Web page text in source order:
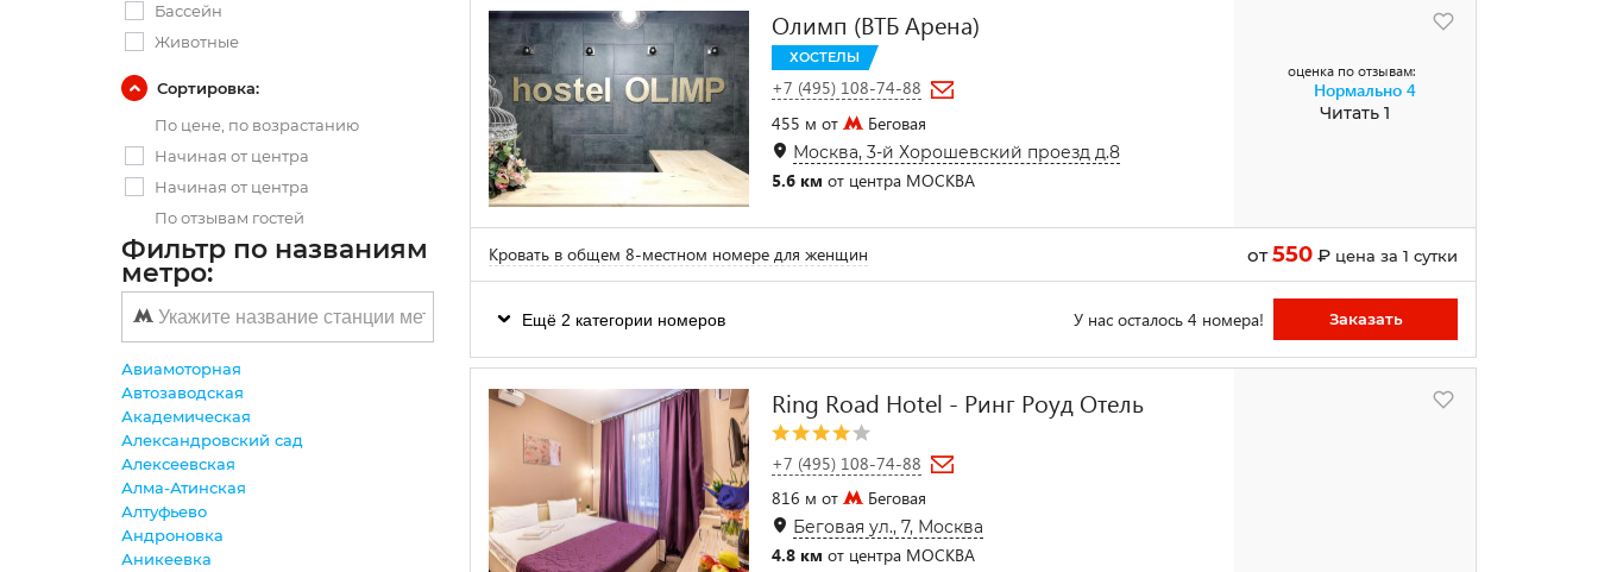
Олимп (ВТБ Арена)
ХОСТЕЛЫ
+7 (495) 108-74-88
455 м от
Беговая
Москва, 3-й Хорошевский проезд д.8
5.6 км от центра МОСКВА
оценка по отзывам:
Нормально 4
Читать 1
Кровать в общем 8-местном номере для женщин от550₽ цена за 1 сутки
Ещё 2 категории номеров У нас осталось 4 номера! Заказать
Ring Road Hotel - Ринг Роуд Отель
+7 (495) 108-74-88
816 м от
Беговая
Беговая ул., 7, Москва
4.8 км от центра МОСКВА
Бассейн
Животные
Сортировка:
По цене, по возрастанию
Начиная от центра
Начиная от центра
По отзывам гостей
Фильтр по названиям
метро:
Авиамоторная
Автозаводская
Академическая
Александровский сад
Алексеевская
Алма-Атинская
Алтуфьево
Андроновка
Аникеевка